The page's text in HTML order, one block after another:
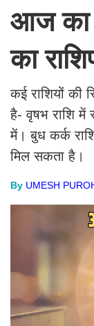
आज का
का
कई राशियों की
है- वृषभ राशि में
में। बुध कर्क
मिल सकता है।
By UMESH